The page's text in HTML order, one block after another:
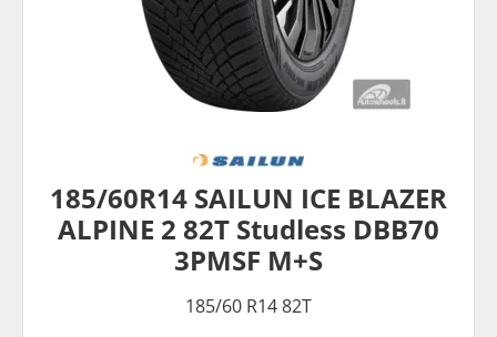
185/60R14 SAILUN ICE BLAZER
ALPINE 2 82T Studless DBB70
3PMSF M+S
185/60 R14 82T